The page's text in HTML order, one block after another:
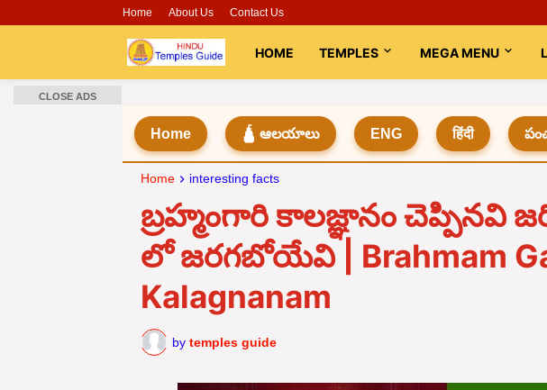
Home About Us Contact Us
HOME TEMPLES MEGA MENU
Home 🛕 ఆలయాలు ENG हिंदी
Home interesting facts
బ్రహ్మంగారి కాలజ్ఞానం చెప్పినవి
లో జరగబోయేవి | Brahmam
Kalagnanam
by temples guide
CLOSE ADS